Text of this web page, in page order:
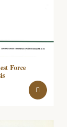
Force